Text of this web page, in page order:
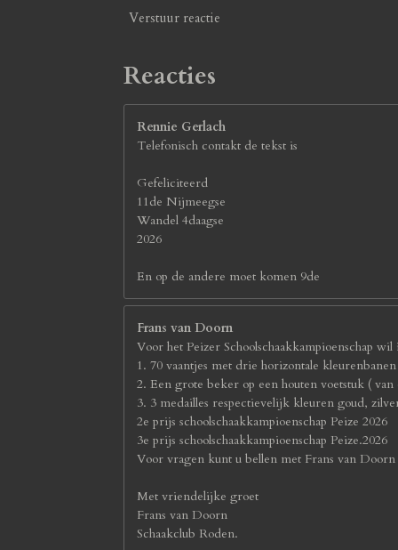
Verstuur reactie
Reacties
Rennie Gerlach
Telefonisch contakt de tekst is
Gefeliciteerd
11de Nijmeegse
Wandel 4daagse
2026
En op de andere moet komen 9de
Frans van Doorn
Voor het Peizer Schoolschaakkampioenschap
1. 70 vaantjes met drie horizontale
2. Een grote beker op een houten voetstuk (
3. 3 medailles respectievelijk kleuren goud,
2e prijs schoolschaakkampioenschap Peize 2026
3e prijs schoolschaakkampioenschap Peize.2026
Voor vragen kunt u bellen met Frans van
Met vriendelijke groet
Frans van Doorn
Schaakclub Roden.